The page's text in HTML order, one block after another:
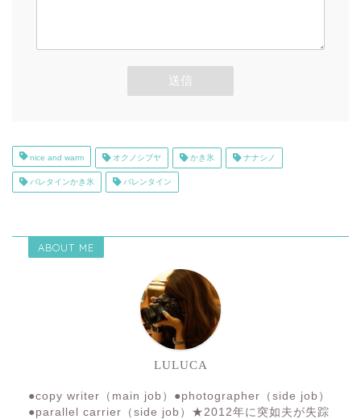
nice and warm オクノシブヤ かき氷 ナナシノ
バレタインかき氷 バレンタイン
ABOUT ME
LULUCA
●copy writer（main job）●photographer（side job）
●parallel carrier（side job）★2012年に突如夫が失踪